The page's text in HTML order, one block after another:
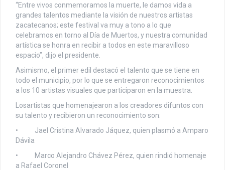
“Entre vivos conmemoramos la muerte, le damos vida a
grandes talentos mediante la visión de nuestros artistas
zacatecanos; este festival va muy a tono a lo que
celebramos en torno al Día de Muertos, y nuestra comunidad
artística se honra en recibir a todos en este maravilloso
espacio”, dijo el presidente.
Asimismo, el primer edil destacó el talento que se tiene en
todo el municipio, por lo que se entregaron reconocimientos
a los 10 artistas visuales que participaron en la muestra.
Losartistas que homenajearon a los creadores difuntos con
su talento y recibieron un reconocimiento son:
• Jael Cristina Alvarado Jáquez, quien plasmó a Amparo
Dávila
• Marco Alejandro Chávez Pérez, quien rindió homenaje
a Rafael Coronel